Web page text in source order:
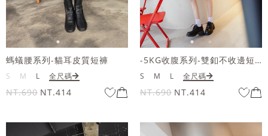
螞蟻腰系列-貓耳皮質短褲
S M L 全尺碼
NT.690 NT.414
-5KG收腹系列-雙釦不收邊短褲
S M L 全尺碼
NT.690 NT.414